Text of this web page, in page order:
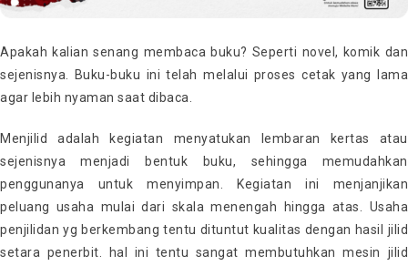
Apakah kalian senang membaca buku? Seperti novel, komik dan
sejenisnya. Buku-buku ini telah melalui proses cetak yang lama
agar lebih nyaman saat dibaca.
Menjilid adalah kegiatan menyatukan lembaran kertas atau
sejenisnya menjadi bentuk buku, sehingga memudahkan
penggunanya untuk menyimpan. Kegiatan ini menjanjikan
peluang usaha mulai dari skala menengah hingga atas. Usaha
penjilidan yg berkembang tentu dituntut kualitas dengan hasil jilid
setara penerbit. hal ini tentu sangat membutuhkan mesin jilid